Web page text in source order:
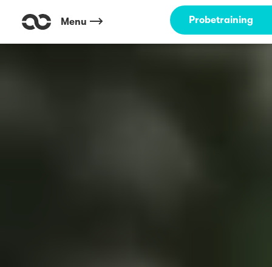
Menu Probetraining